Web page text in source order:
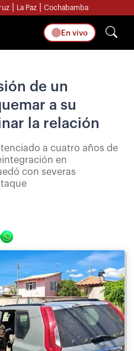
La Paz Cochabamba
En vivo
de un
a su
la relación
a cuatro años de
en
con severas